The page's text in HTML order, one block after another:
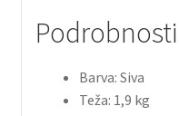
Podrobnosti
Barva: Siva
Teža: 1,9 kg